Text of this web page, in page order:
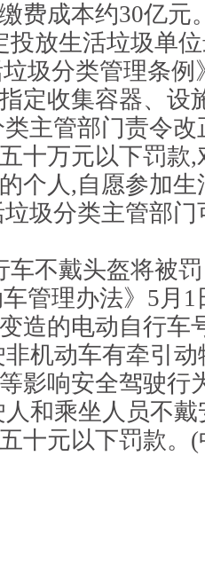
费成本约30亿元
投放生活垃圾单
垃圾分类管理条
定收集容器、设
主管部门责令
十万元以下罚款
个人,自愿参加
圾分类主管部
车不戴头盔将被罚
车管理办法》5月
造的电动自行车
机动车有牵引
影响安全驾驶行
和乘坐人员不
十元以下罚款。(